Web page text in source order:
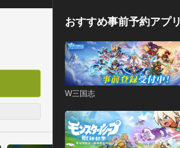
おすすめ事前予約アプリ
W三国志